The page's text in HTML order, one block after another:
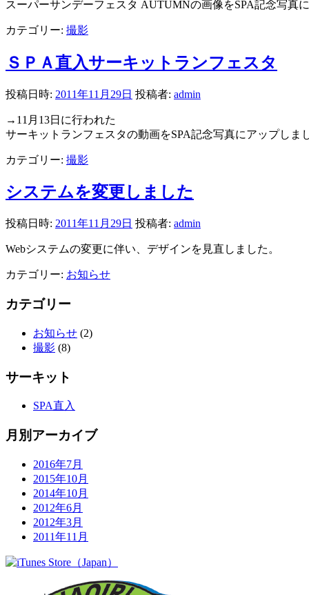
スーパーサンデーフェスタ AUTUMNの画像をSPA記念写真
カテゴリー: 撮影
ＳＰＡ直入サーキットランフェスタ
投稿日時: 2011年11月29日 投稿者: admin
→11月13日に行われた
サーキットランフェスタの動画をSPA記念写真にアップしま
カテゴリー: 撮影
システムを変更しました
投稿日時: 2011年11月29日 投稿者: admin
Webシステムの変更に伴い、デザインを見直しました。
カテゴリー: お知らせ
カテゴリー
お知らせ (2)
撮影 (8)
サーキット
SPA直入
月別アーカイブ
2016年7月
2015年10月
2014年10月
2012年6月
2012年3月
2011年11月